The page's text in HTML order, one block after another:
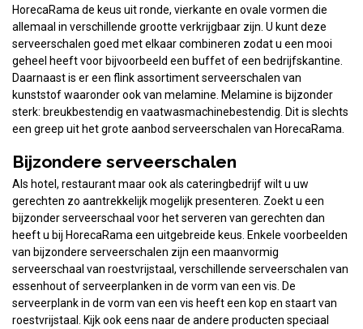
HorecaRama de keus uit ronde, vierkante en ovale vormen die
allemaal in verschillende grootte verkrijgbaar zijn. U kunt deze
serveerschalen goed met elkaar combineren zodat u een mooi
geheel heeft voor bijvoorbeeld een buffet of een bedrijfskantine.
Daarnaast is er een flink assortiment serveerschalen van
kunststof waaronder ook van melamine. Melamine is bijzonder
sterk: breukbestendig en vaatwasmachinebestendig. Dit is slechts
een greep uit het grote aanbod serveerschalen van HorecaRama.
Bijzondere serveerschalen
Als hotel, restaurant maar ook als cateringbedrijf wilt u uw
gerechten zo aantrekkelijk mogelijk presenteren. Zoekt u een
bijzonder serveerschaal voor het serveren van gerechten dan
heeft u bij HorecaRama een uitgebreide keus. Enkele voorbeelden
van bijzondere serveerschalen zijn een maanvormig
serveerschaal van roestvrijstaal, verschillende serveerschalen van
essenhout of serveerplanken in de vorm van een vis. De
serveerplank in de vorm van een vis heeft een kop en staart van
roestvrijstaal. Kijk ook eens naar de andere producten speciaal